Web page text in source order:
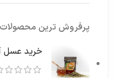
پرفروش ترین محصولات
خرید عسل